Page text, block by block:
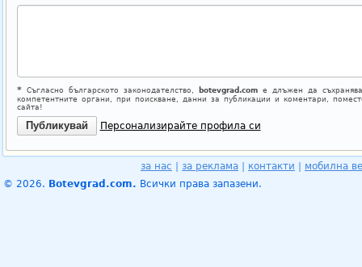
*Съгласно българското законодателство, botevgrad.comе длъжен да
компетентните органи, при поискване, данни за публикации и коментари,
сайта!
Персонализирайте профила си
за нас за реклама контакти
мобилна
© 2026. Botevgrad.com. Всички права запазени.